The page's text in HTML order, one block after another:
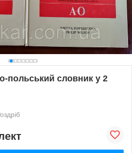
польський словник у 2